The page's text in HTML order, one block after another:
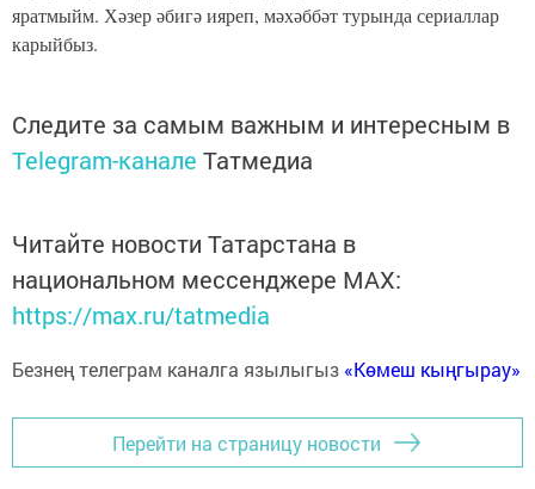
яратмыйм. Хәзер әбигә ияреп, мәхәббәт турында сериаллар
карыйбыз.
Следите за самым важным и интересным в
Telegram-канале Татмедиа
Читайте новости Татарстана в
национальном мессенджере MАХ:
https://max.ru/tatmedia
Безнең телеграм каналга язылыгыз «Көмеш кыңгырау»
Перейти на страницу новости